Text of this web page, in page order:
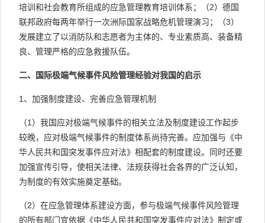
培训和社会教育所组成的应急管理教育培训体系；（2）德国
联邦政府每两年举行一次洲际国家战略危机管理演习；（3）
发展建立了以消防队和志愿者为主体的、专业素质高、装备精
良、管理严格的应急救援队伍。
二、国际极端气候事件风险管理经验对我国的启示
1、加强制度建设、完善应急管理机制
（1）我国应对极端气候事件的相关立法及制度建设工作起步
较晚，应对极端气候事件的制度体系尚待完善。应加强与《中
华人民共和国突发事件应对法》相配套的制度建设。同时还要
加强宣传引导，使相关法律、法规获得社会各界的广泛认知，
为制度的有效实施奠定基础。
（2）在应急管理体系建设方面，参与极端气候事件风险管理
的所有部门宜依据《中华人民共和国突发事件应对法》制定或